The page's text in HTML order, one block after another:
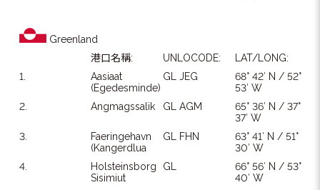
Greenland
港口名稱:
UNLOCODE:
LAT/LONG:
1.
Aasiaat
(Egedesminde)
GL JEG
68° 42′ N / 52°
53′ W
2.
Angmagssalik GL AGM
65° 36′ N / 37°
37′ W
3.
Faeringehavn
(Kangerdlua
GL FHN
63° 41′ N / 51°
30′ W
4.
Holsteinsborg
Sisimiut
GL
66° 56′ N / 53°
40′ W